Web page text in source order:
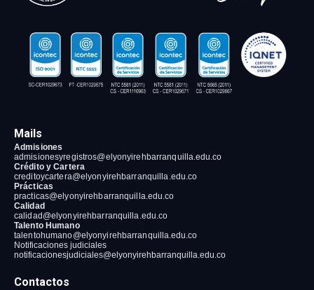
Mails
Admisiones
admisionesyregistros@elyonyirehbarranquilla.edu.co
Crédito y Cartera
creditoycartera@elyonyirehbarranquilla.edu.co
Prácticas
practicas@elyonyirehbarranquilla.edu.co
Calidad
calidad@elyonyirehbarranquilla.edu.co
Talento Humano
talentohumano@elyonyirehbarranquilla.edu.co
Notificaciones judiciales
notificacionesjudiciales@elyonyirehbarranquilla.edu.co
Contactos